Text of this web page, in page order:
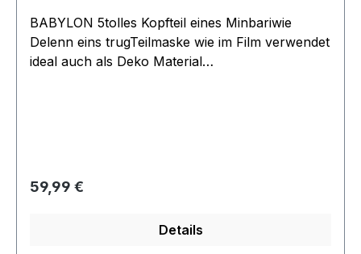
BABYLON 5tolles Kopfteil eines Minbariwie
Delenn eins trugTeilmaske wie im Film verwendet
ideal auch als Deko Material
Regulärer Preis:
59,99 €
Details